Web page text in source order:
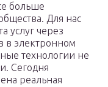
больше
Для нас
услуг через
в электронном
технологии не
Сегодня
реальная